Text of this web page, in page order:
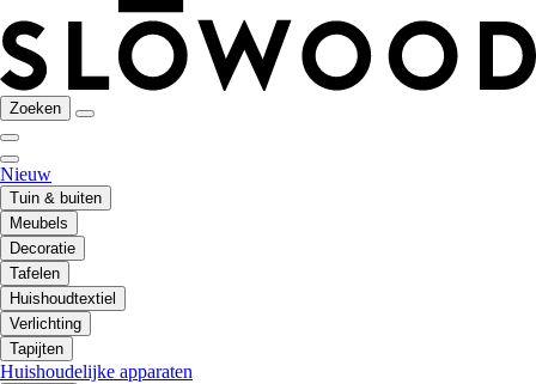
Zoeken
Nieuw
Tuin & buiten
Meubels
Decoratie
Tafelen
Huishoudtextiel
Verlichting
Tapijten
Huishoudelijke apparaten